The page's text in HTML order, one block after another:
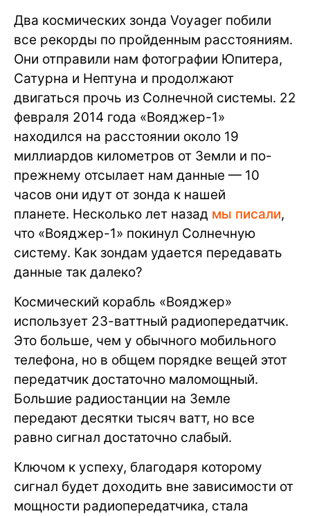
Два космических зонда Voyager побили
все рекорды по пройденным расстояниям.
Они отправили нам фотографии Юпитера,
Сатурна и Нептуна и продолжают
двигаться прочь из Солнечной системы. 22
февраля 2014 года «Вояджер-1»
находился на расстоянии около 19
миллиардов километров от Земли и по-
прежнему отсылает нам данные — 10
часов они идут от зонда к нашей
планете. Несколько лет назад мы писали,
что «Вояджер-1» покинул Солнечную
систему. Как зондам удается передавать
данные так далеко?
Космический корабль «Вояджер»
использует 23-ваттный радиопередатчик.
Это больше, чем у обычного мобильного
телефона, но в общем порядке вещей этот
передатчик достаточно маломощный.
Большие радиостанции на Земле
передают десятки тысяч ватт, но все
равно сигнал достаточно слабый.
Ключом к успеху, благодаря которому
сигнал будет доходить вне зависимости от
мощности радиопередатчика, стала